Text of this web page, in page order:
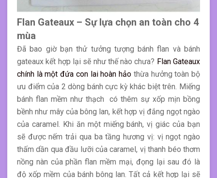
Flan Gateaux – Sự lựa chọn an toàn cho 4
mùa
Đã bao giờ bạn thử tưởng tượng bánh flan và bánh
gateaux kết hợp lại sẽ như thế nào chưa? Flan Gateaux
chính là một đứa con lai hoàn hảo thừa hưởng toàn bộ
ưu điểm của 2 dòng bánh cực kỳ khác biệt trên. Miếng
bánh flan mềm như thạch có thêm sự xốp mịn bồng
bềnh như mây của bông lan, kết hợp vị đắng ngọt ngào
của caramel. Khi ăn một miếng bánh, vị giác của bạn
sẽ được nếm trải qua ba tầng hương vị: vị ngọt ngào
thấm dần qua đầu lưỡi của caramel, vị thanh béo thơm
nồng nàn của phần flan mềm mại, đọng lại sau đó là
độ xốp mềm của bánh bông lan. Tất cả kết hợp lại sẽ